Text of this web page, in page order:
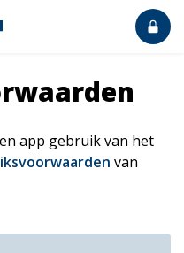
app gebruik van het
van